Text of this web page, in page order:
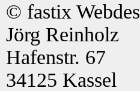
© fastix
Jörg Reinholz
Hafenstr. 67
34125 Kassel